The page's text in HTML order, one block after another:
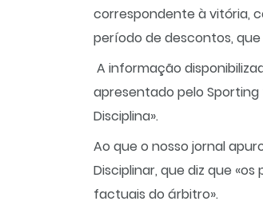
correspondente à vitória,
período de descontos,
A informação
apresentado pelo
Disciplina».
Ao que o nosso jornal
Disciplinar, que diz que
factuais do árbitro».